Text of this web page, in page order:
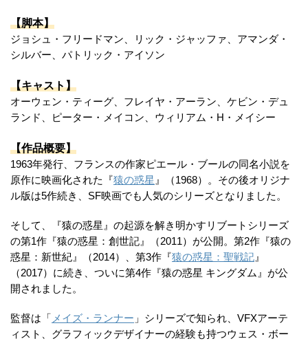
【脚本】
ジョシュ・フリードマン、リック・ジャッファ、アマンダ・
シルバー、パトリック・アイソン
【キャスト】
オーウェン・ティーグ、フレイヤ・アーラン、ケビン・デュ
ランド、ピーター・メイコン、ウィリアム・H・メイシー
【作品概要】
1963年発行、フランスの作家ピエール・ブールの同名小説を
原作に映画化された『猿の惑星 』（1968）。その後オリジナ
ル版は5作続き、SF映画でも人気のシリーズとなりました。
そして、『猿の惑星』の起源を解き明かすリブートシリーズ
の第1作『猿の惑星：創世記』（2011）が公開。第2作『猿の
惑星：新世紀』（2014）、第3作『猿の惑星：聖戦記 』
（2017）に続き、ついに第4作『猿の惑星 キングダム』が公
開されました。
監督は「 メイズ・ランナー 」シリーズで知られ、VFXアーテ
ィスト、グラフィックデザイナーの経験も持つウェス・ボー